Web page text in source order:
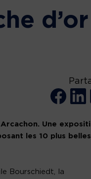
d’or
Une
les 10 plus belles
Bourschiedt, la